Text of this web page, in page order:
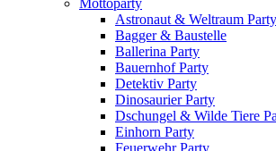
Mottoparty
Astronaut & Weltraum Party
Bagger & Baustelle
Ballerina Party
Bauernhof Party
Detektiv Party
Dinosaurier Party
Dschungel & Wilde Tiere
Einhorn Party
Feuerwehr Party